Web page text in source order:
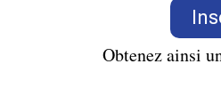
Obtenez ainsi